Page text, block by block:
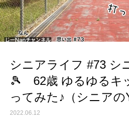
シニアライフ #73 シ
🎾 62歳 ゆるゆるキ
ってみた♪（シニアの
2022.06.12